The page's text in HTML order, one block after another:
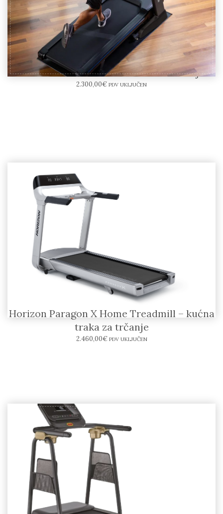
Horizon 7.4 AT – kućna traka za Trčanje
2.300,00€ PDV UKLJUČEN
Horizon Paragon X Home Treadmill – kućna
traka za trčanje
2.460,00€ PDV UKLJUČEN